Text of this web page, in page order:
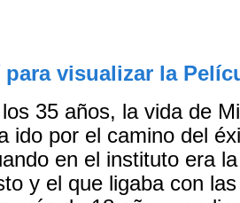
para visualizar la
35 años, la vida de
ido por el camino del
en el instituto era
y el que ligaba con